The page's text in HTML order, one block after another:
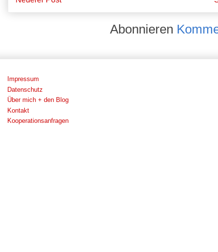
Abonnieren
Impressum
Datenschutz
Über mich + den Blog
Kontakt
Kooperationsanfragen